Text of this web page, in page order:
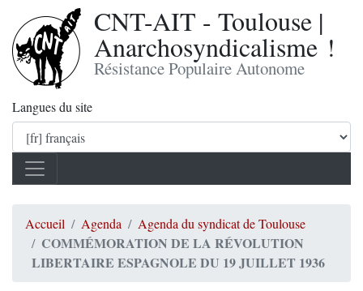
CNT-AIT - Toulouse |
Anarchosyndicalisme !
Résistance Populaire Autonome
Langues du site
Accueil Agenda Agenda du syndicat de Toulouse
COMMÉMORATION DE LA RÉVOLUTION
LIBERTAIRE ESPAGNOLE DU 19 JUILLET 1936